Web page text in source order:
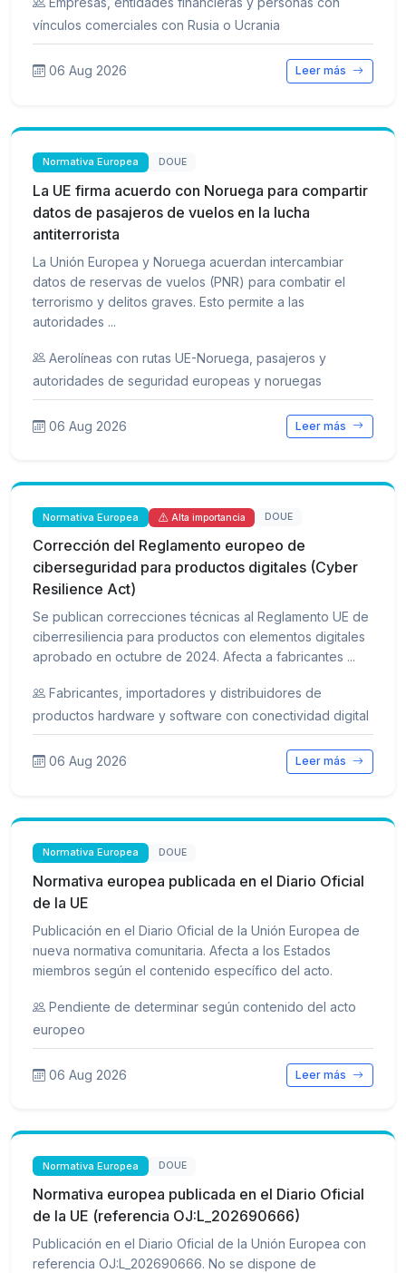
vínculos comerciales con Rusia o Ucrania
06 Aug 2026 Leer más
Normativa Europea DOUE
La UE firma acuerdo con Noruega para compartir
datos de pasajeros de vuelos en la lucha
antiterrorista
La Unión Europea y Noruega acuerdan intercambiar
datos de reservas de vuelos (PNR) para combatir el
terrorismo y delitos graves. Esto permite a las
autoridades ...
Aerolíneas con rutas UE-Noruega, pasajeros y
autoridades de seguridad europeas y noruegas
06 Aug 2026 Leer más
Normativa Europea Alta importancia DOUE
Corrección del Reglamento europeo de
ciberseguridad para productos digitales (Cyber
Resilience Act)
Se publican correcciones técnicas al Reglamento UE de
ciberresiliencia para productos con elementos digitales
aprobado en octubre de 2024. Afecta a fabricantes ...
Fabricantes, importadores y distribuidores de
productos hardware y software con conectividad digital
06 Aug 2026 Leer más
Normativa Europea DOUE
Normativa europea publicada en el Diario Oficial
de la UE
Publicación en el Diario Oficial de la Unión Europea de
nueva normativa comunitaria. Afecta a los Estados
miembros según el contenido específico del acto.
Pendiente de determinar según contenido del acto
europeo
06 Aug 2026 Leer más
Normativa Europea DOUE
Normativa europea publicada en el Diario Oficial
de la UE (referencia OJ:L_202690666)
Publicación en el Diario Oficial de la Unión Europea con
referencia OJ:L_202690666. No se dispone de